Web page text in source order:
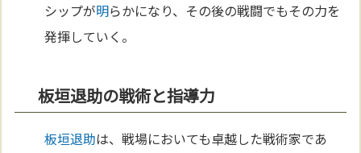
シップが明らかになり、その後の戦闘でもその力を
発揮していく。
板垣退助の戦術と指導力
板垣退助は、戦場においても卓越した戦術家であ